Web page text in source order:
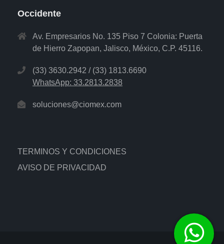
Occidente
Av. Empresarios No. 135 Piso 7 Colonia: Puerta
de Hierro Zapopan, Jalisco, México, C.P. 45116.
(33) 3630.2942 / (33) 1813.6690
WhatsApp: 33.2813.2838
soluciones@ciomex.com
TERMINOS Y CONDICIONES
AVISO DE PRIVACIDAD